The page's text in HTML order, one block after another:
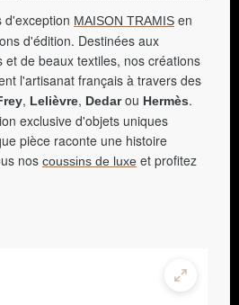
d'exception MAISON TRAMIS en
d'édition. Destinées aux
de beaux textiles, nos créations
l'artisanat français à travers des
, Lelièvre, Dedarou Hermès.
exclusive d'objets uniques
pièce raconte une histoire
nos coussins de luxe et profitez